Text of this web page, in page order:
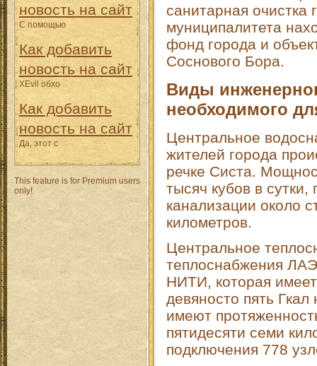
новость на сайт
С помощью
Как добавить
новость на сайт
XEvil обхо
Как добавить
новость на сайт
Да, этот с
This feature is for Premium users
only!
санитарная очистка
муниципалитета
фонд города и
Соснового Бора.
Виды
необходимого
Центральное
жителей города
речке Систа.
тысяч кубов в
канализации около
километров.
Центральное
теплоснабжения
НИТИ, которая
девяносто пять
имеют
пятидесяти семи
подключения 778